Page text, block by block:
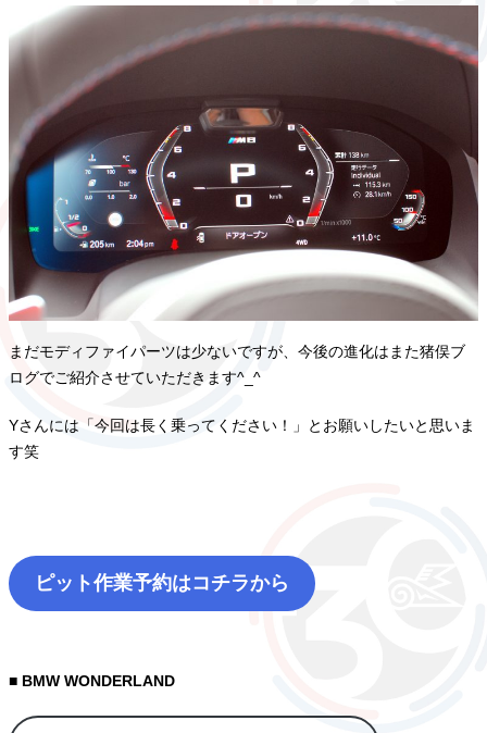
まだモディファイパーツは少ないですが、今後の進化はまた猪俣ブ
ログでご紹介させていただきます^_^
Yさんには「今回は長く乗ってください！」とお願いしたいと思いま
す笑
ピット作業予約はコチラから
■ BMW WONDERLAND